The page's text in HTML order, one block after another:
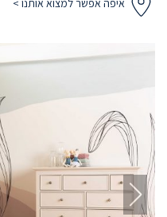
איפה אפשר למצוא אותנו >